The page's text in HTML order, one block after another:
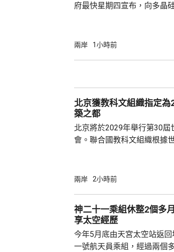
府最快星期四宣布，向多晶
太陽能板和半導體的關鍵原
兩岸 1小時前
北京獲教科文組織指定為
築之都
北京將於2029年舉行第30屆
會。聯合國教科文組織根據
遺產，與面向未來的城市可
向未來的發展願景，必將激
話，深入探討建築在提升人
後代守護人類共同遺產方面
兩岸 2小時前
神二十一乘組休整2個多月
享太空經歷
今年5月底由天宮太空站返
一號航天員乘組，經過兩個